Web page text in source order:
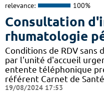
relevance: 100%
Consultation
rhumatologie
Conditions de RDV sans
par l'unité d'accueil
entente téléphonique
référent Carnet de
19/08/2024 17:53